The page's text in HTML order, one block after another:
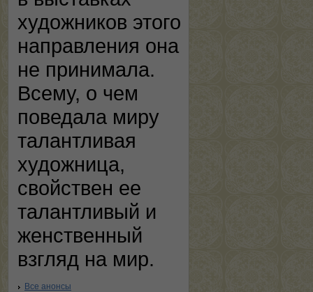
художников этого
направления она
не принимала.
Всему, о чем
поведала миру
талантливая
художница,
свойствен ее
талантливый и
женственный
взгляд на мир.
Все анонсы